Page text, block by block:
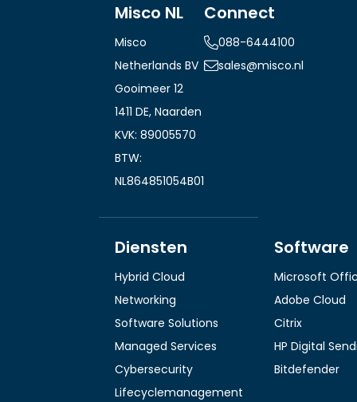
Misco NL
Misco
Netherlands BV
Gooimeer 12
1411 DE, Naarden
KVK: 89005570
BTW:
NL864851054B01
Connect
088-6444100
sales@misco.nl
Diensten
Hybrid Cloud
Networking
Software Solutions
Managed Services
Cybersecurity
Lifecyclemanagement
Software
Microsoft
Adobe Cloud
Citrix
HP Digital
Bitdefender